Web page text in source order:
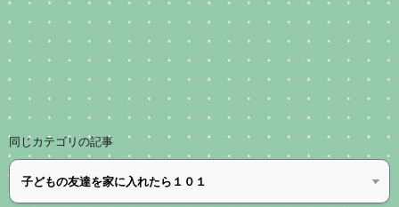
同じカテゴリの記事